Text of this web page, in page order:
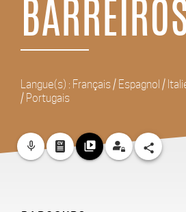
Langue(s) : Français / Espagnol /
/ Portugais
mic_none video_library share